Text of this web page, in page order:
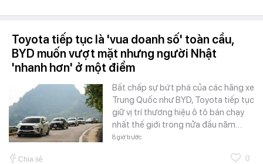
Toyota tiếp tục là 'vua doanh số' toàn cầu,
BYD muốn vượt mặt nhưng người Nhật
'nhanh hơn' ở một điểm
Bất chấp sự bứt phá của các hãng xe
Trung Quốc như BYD, Toyota tiếp tục
giữ vị trí thương hiệu ô tô bán chạy
nhất thế giới trong nửa đầu năm…
8 giờ trước
Chia sẻ 0